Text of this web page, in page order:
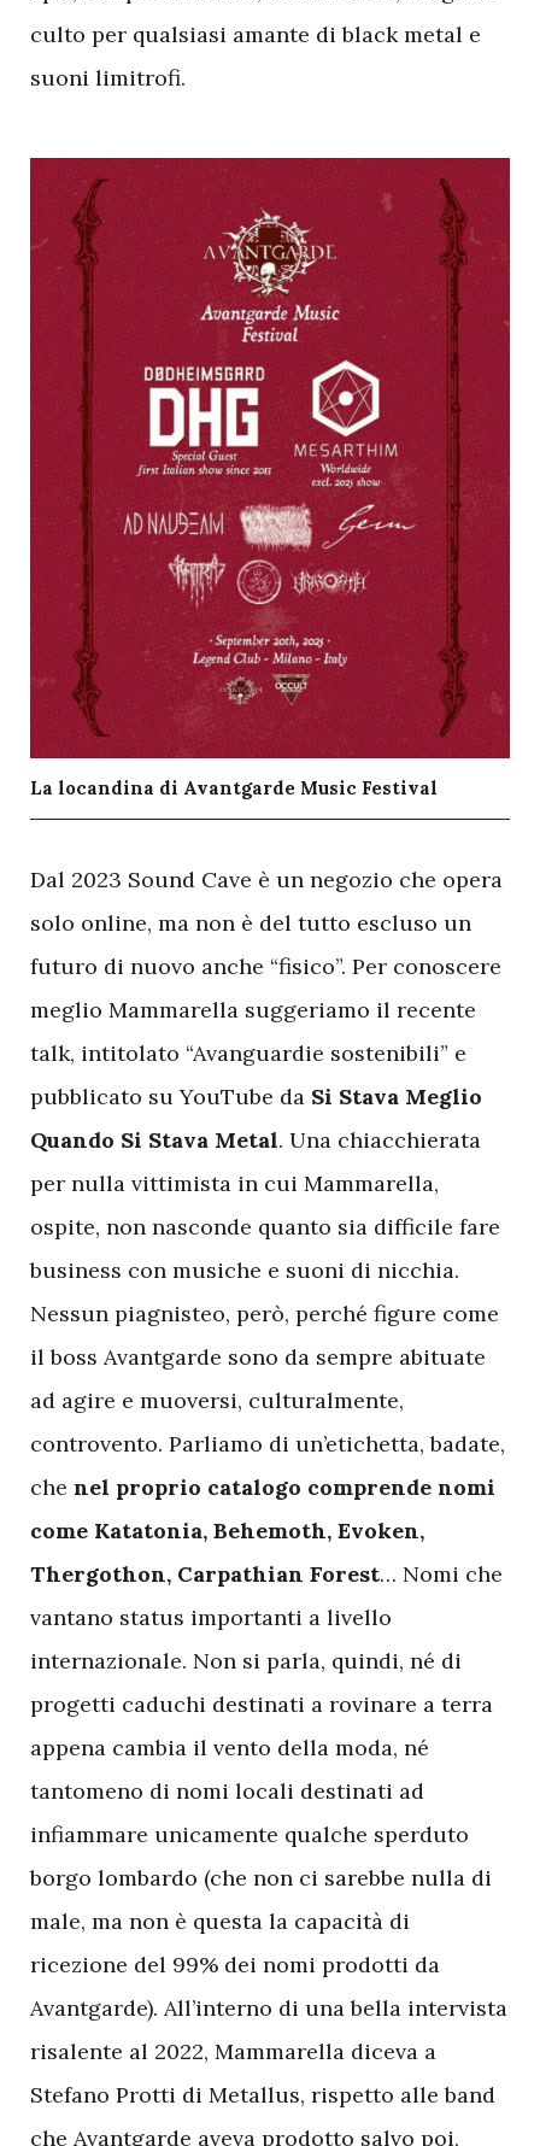
culto per qualsiasi amante di black metal e
suoni limitrofi.
La locandina di Avantgarde Music Festival
Dal 2023 Sound Cave è un negozio che opera
solo online, ma non è del tutto escluso un
futuro di nuovo anche “fisico”. Per conoscere
meglio Mammarella suggeriamo il recente
talk, intitolato “Avanguardie sostenibili” e
pubblicato su YouTube da Si Stava Meglio
Quando Si Stava Metal. Una chiacchierata
per nulla vittimista in cui Mammarella,
ospite, non nasconde quanto sia difficile fare
business con musiche e suoni di nicchia.
Nessun piagnisteo, però, perché figure come
il boss Avantgarde sono da sempre abituate
ad agire e muoversi, culturalmente,
controvento. Parliamo di un’etichetta, badate,
che nel proprio catalogo comprende nomi
come Katatonia, Behemoth, Evoken,
Thergothon, Carpathian Forest… Nomi che
vantano status importanti a livello
internazionale. Non si parla, quindi, né di
progetti caduchi destinati a rovinare a terra
appena cambia il vento della moda, né
tantomeno di nomi locali destinati ad
infiammare unicamente qualche sperduto
borgo lombardo (che non ci sarebbe nulla di
male, ma non è questa la capacità di
ricezione del 99% dei nomi prodotti da
Avantgarde). All’interno di una bella intervista
risalente al 2022, Mammarella diceva a
Stefano Protti di Metallus, rispetto alle band
che Avantgarde aveva prodotto salvo poi,